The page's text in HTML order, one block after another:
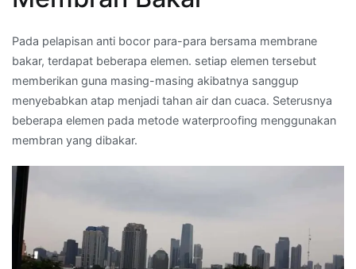
Pada pelapisan anti bocor para-para bersama membrane
bakar, terdapat beberapa elemen. setiap elemen tersebut
memberikan guna masing-masing akibatnya sanggup
menyebabkan atap menjadi tahan air dan cuaca. Seterusnya
beberapa elemen pada metode waterproofing menggunakan
membran yang dibakar.